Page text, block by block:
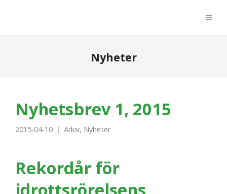
Nyheter
Nyhetsbrev 1, 2015
2015-04-10 Arkiv, Nyheter
Rekordår för
idrottsrörelsens